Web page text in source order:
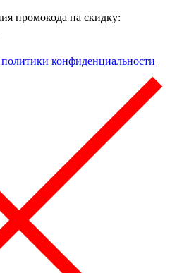
промокода на скидку:
политики конфиденциальности